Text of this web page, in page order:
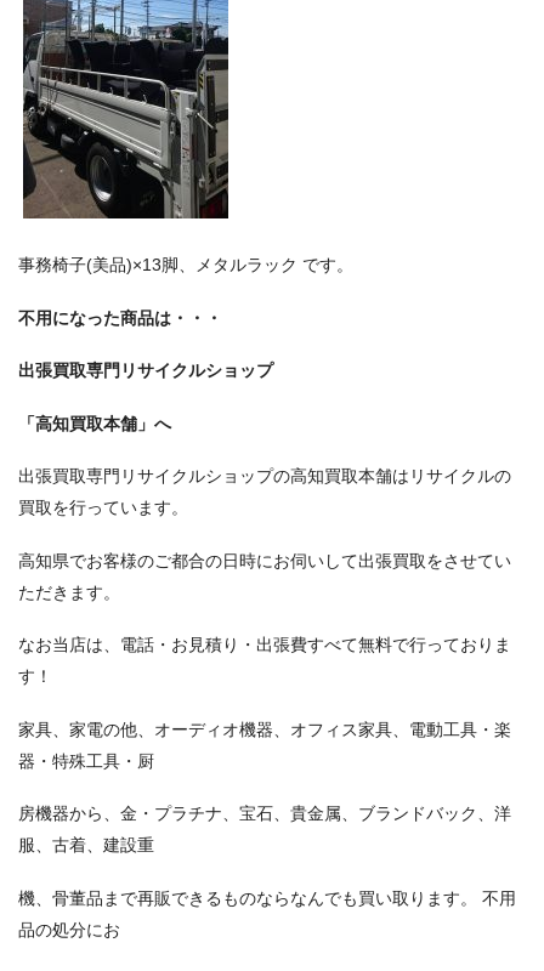
事務椅子(美品)×13脚、メタルラック です。
不用になった商品は・・・
出張買取専門リサイクルショップ
「高知買取本舗」へ
出張買取専門リサイクルショップの高知買取本舗はリサイクルの
買取を行っています。
高知県でお客様のご都合の日時にお伺いして出張買取をさせてい
ただきます。
なお当店は、電話・お見積り・出張費すべて無料で行っておりま
す！
家具、家電の他、オーディオ機器、オフィス家具、電動工具・楽
器・特殊工具・厨
房機器から、金・プラチナ、宝石、貴金属、ブランドバック、洋
服、古着、建設重
機、骨董品まで再販できるものならなんでも買い取ります。 不用
品の処分にお